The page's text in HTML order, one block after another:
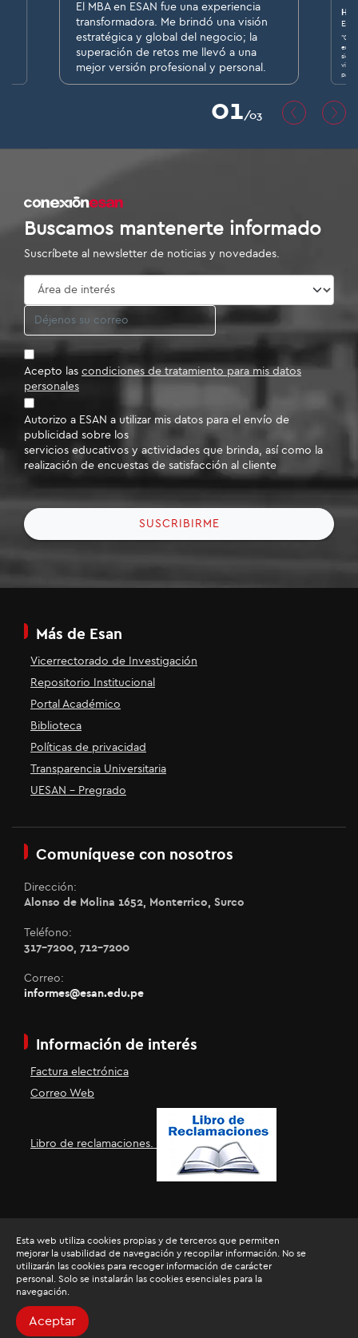
El MBA en ESAN fue una experiencia
transformadora. Me brindó una visión
estratégica y global del negocio; la
superación de retos me llevó a una
mejor versión profesional y personal.
sido
para
01/03
Buscamos mantenerte informado
Suscríbete al newsletter de noticias y novedades.
Acepto las condiciones de tratamiento para mis datos
personales
Autorizo a ESAN a utilizar mis datos para el envío de
publicidad sobre los
servicios educativos y actividades que brinda, así como la
realización de encuestas de satisfacción al cliente
SUSCRIBIRME
Más de Esan
Vicerrectorado de Investigación
Repositorio Institucional
Portal Académico
Biblioteca
Políticas de privacidad
Transparencia Universitaria
UESAN - Pregrado
Comuníquese con nosotros
Dirección:
Alonso de Molina 1652, Monterrico, Surco
Teléfono:
317-7200, 712-7200
Correo:
informes@esan.edu.pe
Información de interés
Factura electrónica
Correo Web
Libro de reclamaciones.
Esta web utiliza cookies propias y de terceros que permiten
mejorar la usabilidad de navegación y recopilar información. No se
utilizarán las cookies para recoger información de carácter
personal. Solo se instalarán las cookies esenciales para la
navegación.
Aceptar